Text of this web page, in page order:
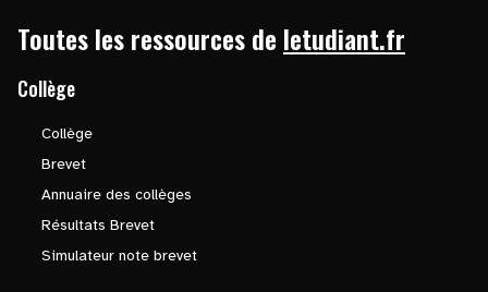
Toutes les ressources de letudiant.fr
Collège
Collège
Brevet
Annuaire des collèges
Résultats Brevet
Simulateur note brevet